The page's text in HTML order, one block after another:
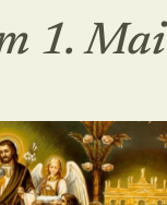
1. Mai